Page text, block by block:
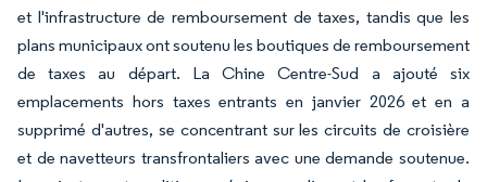
et l'infrastructure de remboursement de taxes, tandis que les
plans municipaux ont soutenu les boutiques de remboursement
de taxes au départ. La Chine Centre-Sud a ajouté six
emplacements hors taxes entrants en janvier 2026 et en a
supprimé d'autres, se concentrant sur les circuits de croisière
et de navetteurs transfrontaliers avec une demande soutenue.